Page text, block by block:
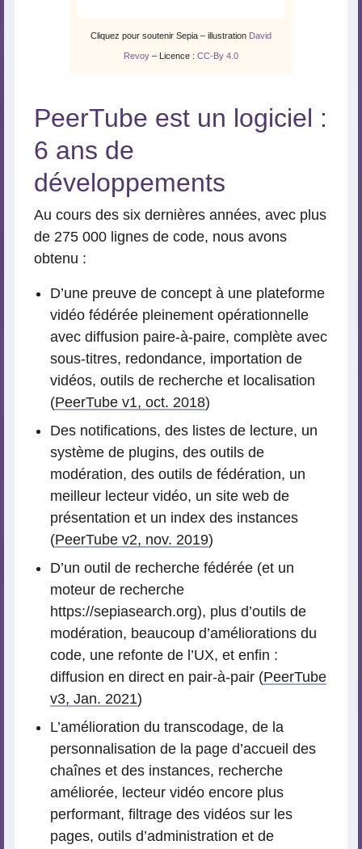
Cliquez pour soutenir Sepia – illustration David
Revoy – Licence : CC-By 4.0
PeerTube est un logiciel :
6 ans de
développements
Au cours des six dernières années, avec plus
de 275 000 lignes de code, nous avons
obtenu :
D’une preuve de concept à une plateforme
vidéo fédérée pleinement opérationnelle
avec diffusion paire-à-paire, complète avec
sous-titres, redondance, importation de
vidéos, outils de recherche et localisation
(PeerTube v1, oct. 2018)
Des notifications, des listes de lecture, un
système de plugins, des outils de
modération, des outils de fédération, un
meilleur lecteur vidéo, un site web de
présentation et un index des instances
(PeerTube v2, nov. 2019)
D’un outil de recherche fédérée (et un
moteur de recherche
https://sepiasearch.org), plus d’outils de
modération, beaucoup d’améliorations du
code, une refonte de l’UX, et enfin :
diffusion en direct en pair-à-pair (PeerTube
v3, Jan. 2021)
L’amélioration du transcodage, de la
personnalisation de la page d’accueil des
chaînes et des instances, recherche
améliorée, lecteur vidéo encore plus
performant, filtrage des vidéos sur les
pages, outils d’administration et de